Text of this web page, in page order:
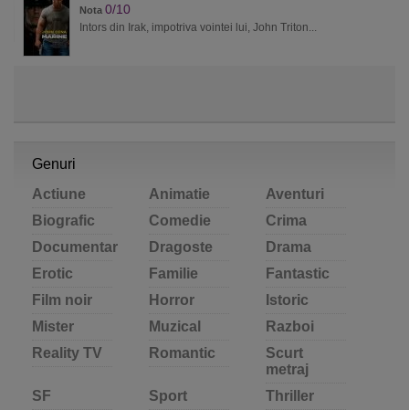
Nota 0/10
Intors din Irak, impotriva vointei lui, John Triton...
Genuri
Actiune
Animatie
Aventuri
Biografic
Comedie
Crima
Documentar
Dragoste
Drama
Erotic
Familie
Fantastic
Film noir
Horror
Istoric
Mister
Muzical
Razboi
Reality TV
Romantic
Scurt
metraj
SF
Sport
Thriller